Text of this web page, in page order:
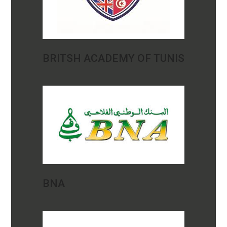
BRITSH ACADEMY OF TUNIS
BNA